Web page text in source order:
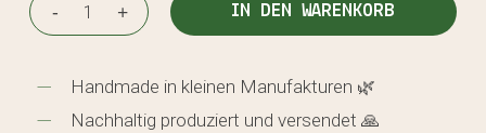
IN DEN WARENKORB
Handmade in kleinen Manufakturen 🌿
Nachhaltig produziert und versendet 🙏